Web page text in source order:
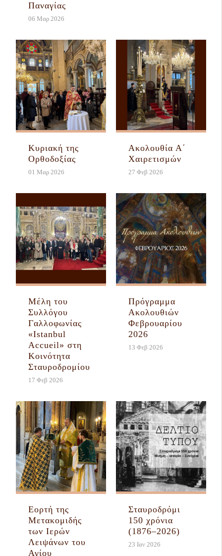
Παναγίας
06 Μαρ 2026
Κυριακή της
Ορθοδοξίας
01 Μαρ 2026
Ακολουθία Α΄
Χαιρετισμών
27 Φεβ 2026
Μέλη του
Συλλόγου
Γαλλοφωνίας
«Istanbul
Accueil» στη
Κοινότητα
Σταυροδρομίου
17 Φεβ 2026
Πρόγραμμα
Ακολουθιών
Φεβρουαρίου
2026
13 Φεβ 2026
Εορτή της
Μετακομιδής
των Ιερών
Λειψάνων του
Αγίου
Σταυροδρόμι
150 χρόνια
(1876–2026)
23 Ιαν 2026